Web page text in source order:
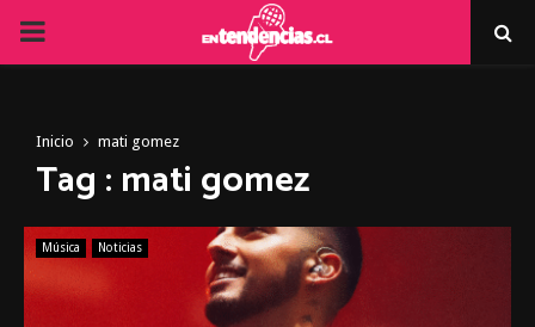
PRIMARY
Inicio mati gomez
Tag : mati gomez
Música Noticias